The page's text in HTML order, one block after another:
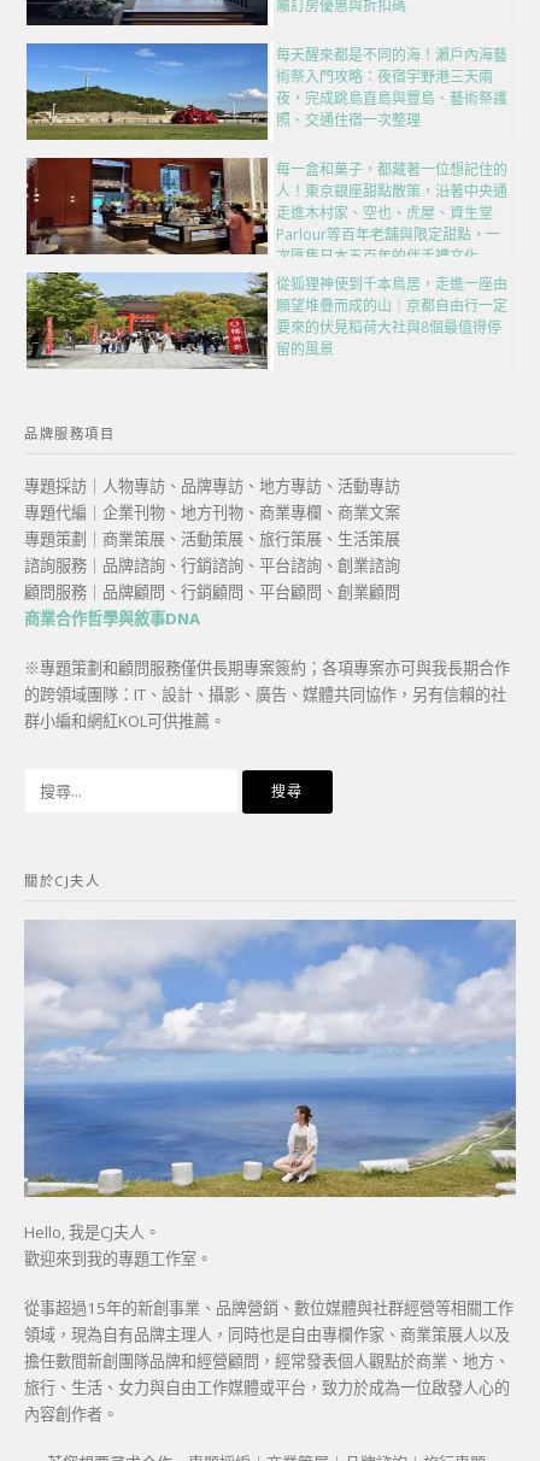
屬訂房優惠與折扣碼
每天醒來都是不同的海！瀨戶內海藝
術祭入門攻略：夜宿宇野港三天兩
夜，完成跳島直島與豐島、藝術祭護
照、交通住宿一次整理
每一盒和菓子，都藏著一位想記住的
人！東京銀座甜點散策，沿著中央通
走進木村家、空也、虎屋、資生堂
Parlour等百年老舖與限定甜點，一
次匯集日本五百年的伴手禮文化
從狐狸神使到千本鳥居，走進一座由
願望堆疊而成的山｜京都自由行一定
要來的伏見稻荷大社與8個最值得停
留的風景
品牌服務項目
專題採訪｜人物專訪、品牌專訪、地方專訪、活動專訪
專題代編｜企業刊物、地方刊物、商業專欄、商業文案
專題策劃｜商業策展、活動策展、旅行策展、生活策展
諮詢服務｜品牌諮詢、行銷諮詢、平台諮詢、創業諮詢
顧問服務｜品牌顧問、行銷顧問、平台顧問、創業顧問
商業合作哲學與敘事DNA
※專題策劃和顧問服務僅供長期專案簽約；各項專案亦可與我長期合作
的跨領域團隊：IT、設計、攝影、廣告、媒體共同協作，另有信賴的社
群小編和網紅KOL可供推薦。
字:
關於CJ夫人
Hello, 我是CJ夫人。
歡迎來到我的專題工作室。
從事超過15年的新創事業、品牌營銷、數位媒體與社群經營等相關工作
領域，現為自有品牌主理人，同時也是自由專欄作家、商業策展人以及
擔任數間新創團隊品牌和經營顧問，經常發表個人觀點於商業、地方、
旅行、生活、女力與自由工作媒體或平台，致力於成為一位啟發人心的
內容創作者。